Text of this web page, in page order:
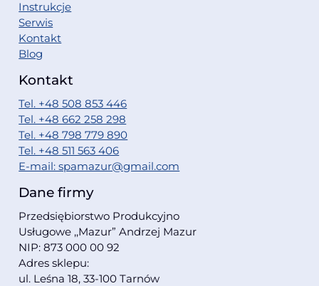
Instrukcje
Serwis
Kontakt
Blog
Kontakt
Tel. +48 508 853 446
Tel. +48 662 258 298
Tel. +48 798 779 890
Tel. +48 511 563 406
E-mail: spamazur@gmail.com
Dane firmy
Przedsiębiorstwo Produkcyjno
Usługowe ,,Mazur” Andrzej Mazur
NIP: 873 000 00 92
Adres sklepu:
ul. Leśna 18, 33-100 Tarnów